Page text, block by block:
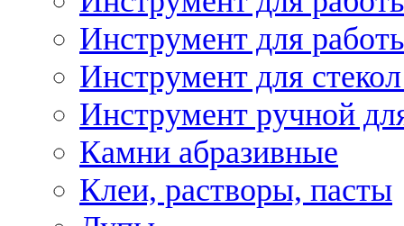
Инструмент для
Инструмент для
Инструмент ручной
Камни абразивные
Клеи, растворы, пасты